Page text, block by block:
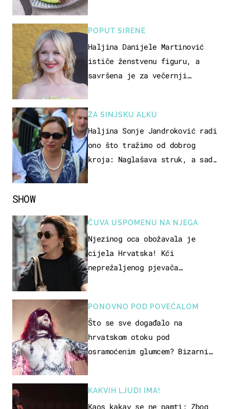
SHOW
ČUVA USPOMENU NA NJEGA
Njezinog oca obožavala je
cijela Hrvatska! Kći
neprežaljenog pjevača
PONOVNO POD POVEĆALOM
Što se sve događalo na
hrvatskom otoku pod
osramoćenim glumcem? Bizarni
KAKVIH LJUDI IMA!
Kaos kakav se ne pamti: Zbog
POPUT SIRENE
Haljina Danijele Martinović
ističe ženstvenu figuru, a
savršena je za večernji
ZA SINJSKU ALKU
Haljina Sonje Jandroković radi
ono što tražimo od dobrog
kroja: Naglašava struk, a sada